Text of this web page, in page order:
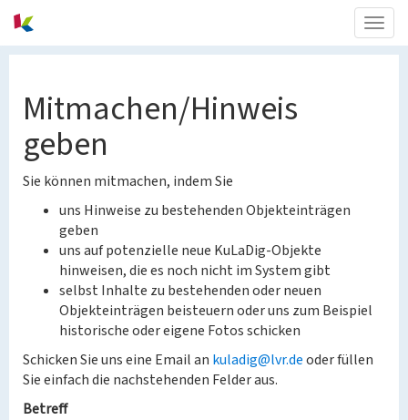
Mitmachen/Hinweis
geben
Sie können mitmachen, indem Sie
uns Hinweise zu bestehenden Objekteinträgen
geben
uns auf potenzielle neue KuLaDig-Objekte
hinweisen, die es noch nicht im System gibt
selbst Inhalte zu bestehenden oder neuen
Objekteinträgen beisteuern oder uns zum Beispiel
historische oder eigene Fotos schicken
Schicken Sie uns eine Email an kuladig@lvr.deoder füllen
Sie einfach die nachstehenden Felder aus.
Betreff